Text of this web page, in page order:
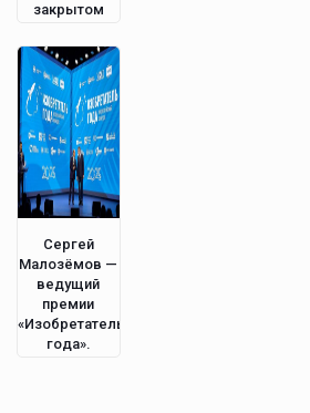
закрытом
в Питере.
Сергей
Малозёмов —
ведущий
премии
«Изобретатель
года».